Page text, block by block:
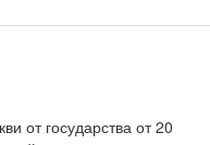
от государства от 20